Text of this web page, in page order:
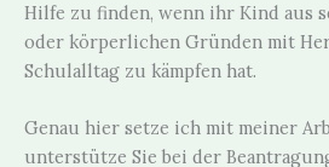
Hilfe zu finden, wenn ihr Kind aus
oder körperlichen Gründen mit
Schulalltag zu kämpfen hat.
Genau hier setze ich mit meiner
unterstütze Sie bei der